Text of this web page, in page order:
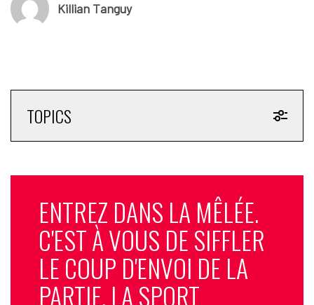
— Chelsea FC (@ChelseaFC)
Killian Tanguy
TOPICS
ENTREZ DANS LA MÊLÉE.
C'EST À VOUS DE SIFFLER
LE COUP D'ENVOI DE LA
PARTIE. LA SPORT